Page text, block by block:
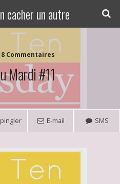
cacher un autre
8 Commentaires
Mardi #11
E-mail SMS